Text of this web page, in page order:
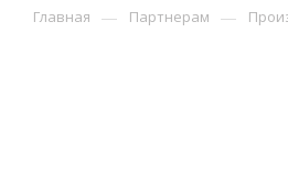
Главная — Партнерам —